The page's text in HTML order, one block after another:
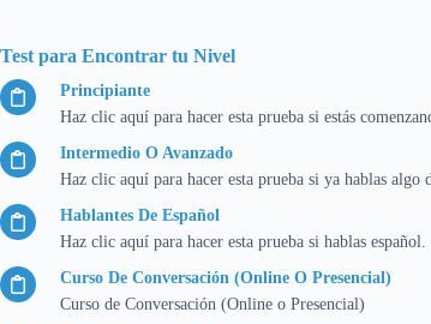
Test para Encontrar tu Nivel
Principiante
Haz clic aquí para hacer esta prueba si estás
Intermedio O Avanzado
Haz clic aquí para hacer esta prueba si ya hablas algo
Hablantes De Español
Haz clic aquí para hacer esta prueba si hablas español.
Curso De Conversación (Online O Presencial)
Curso de Conversación (Online o Presencial)